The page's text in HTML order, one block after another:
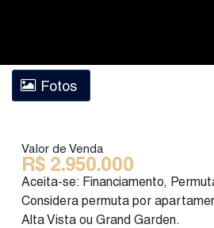
Fotos
R$ 2.950.000
Valor de Venda
Aceita-se: Financiamento,
Considera permuta por
Alta Vista ou Grand Garden.